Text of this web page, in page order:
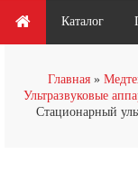
Главное меню
Каталог
Главная
Ультразвуковые
Стационарный